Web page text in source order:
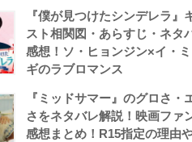
『僕が見つけたシンデレラ』
スト相関図・あらすじ・ネタ
感想！ソ・ヒョンジン×イ・
ギのラブロマンス
『ミッドサマー』のグロさ・
さをネタバレ解説！映画ファ
感想まとめ！R15指定の理由